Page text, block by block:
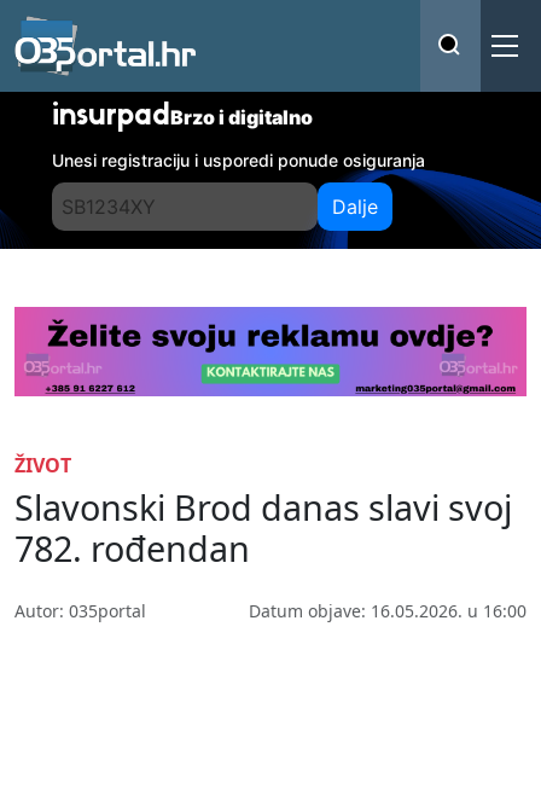
insurpadBrzo i digitalno
Unesi registraciju i usporedi ponude osiguranja
Dalje
ŽIVOT
Slavonski Brod danas slavi svoj
782. rođendan
Autor: 035portal Datum objave: 16.05.2026. u 16:00